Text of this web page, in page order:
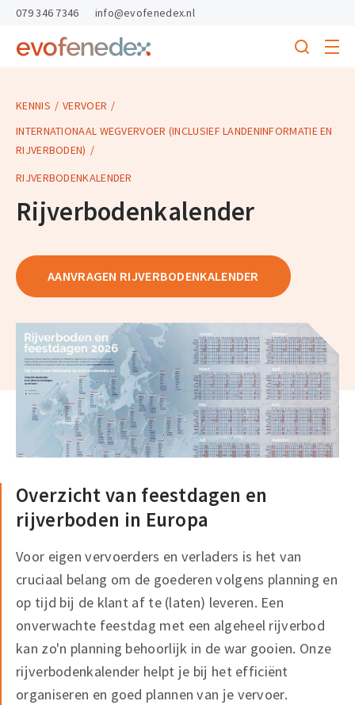
skipToContent
skipToFooter
Return
homepage
Search
menu
079 346 7346 info@evofenedex.nl
KENNIS
VERVOER
INTERNATIONAAL WEGVERVOER (INCLUSIEF LANDENINFORMATIE EN
RIJVERBODEN)
RIJVERBODENKALENDER
Rijverbodenkalender
AANVRAGEN RIJVERBODENKALENDER
Overzicht van feestdagen en
rijverboden in Europa
Voor eigen vervoerders en verladers is het van
cruciaal belang om de goederen volgens planning en
op tijd bij de klant af te (laten) leveren. Een
onverwachte feestdag met een algeheel rijverbod
kan zo'n planning behoorlijk in de war gooien. Onze
rijverbodenkalender helpt je bij het efficiënt
organiseren en goed plannen van je vervoer.